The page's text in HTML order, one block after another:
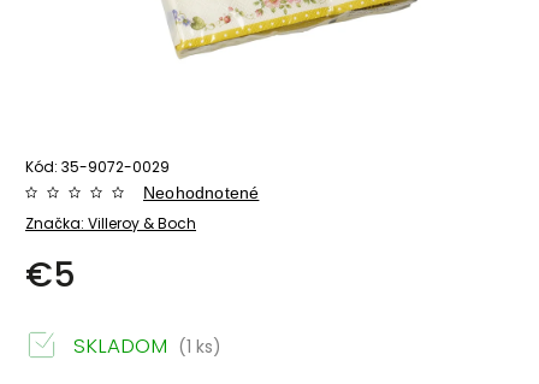
Kód: 35-9072-0029
Značka: Villeroy & Boch
Neohodnotené
€5
SKLADOM (1 ks)